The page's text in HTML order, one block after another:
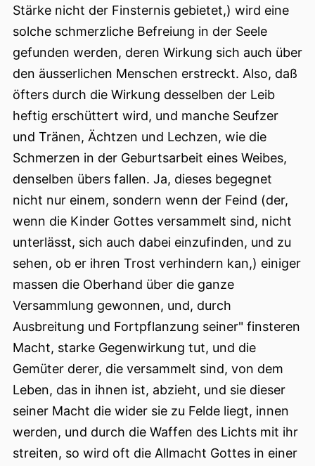
Stärke nicht der Finsternis gebietet,) wird eine
solche schmerzliche Befreiung in der Seele
gefunden werden, deren Wirkung sich auch über
den äusserlichen Menschen erstreckt. Also, daß
öfters durch die Wirkung desselben der Leib
heftig erschüttert wird, und manche Seufzer
und Tränen, Ächtzen und Lechzen, wie die
Schmerzen in der Geburtsarbeit eines Weibes,
denselben übers fallen. Ja, dieses begegnet
nicht nur einem, sondern wenn der Feind (der,
wenn die Kinder Gottes versammelt sind, nicht
unterlässt, sich auch dabei einzufinden, und zu
sehen, ob er ihren Trost verhindern kan,) einiger
massen die Oberhand über die ganze
Versammlung gewonnen, und, durch
Ausbreitung und Fortpflanzung seiner" finsteren
Macht, starke Gegenwirkung tut, und die
Gemüter derer, die versammelt sind, von dem
Leben, das in ihnen ist, abzieht, und sie dieser
seiner Macht die wider sie zu Felde liegt, innen
werden, und durch die Waffen des Lichts mit ihr
streiten, so wird oft die Allmacht Gottes in einer